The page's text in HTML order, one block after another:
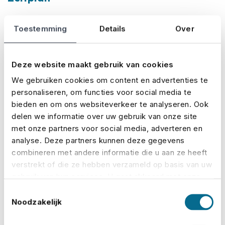
Toestemming Details Over
Deze website maakt gebruik van cookies
We gebruiken cookies om content en advertenties te
personaliseren, om functies voor social media te
bieden en om ons websiteverkeer te analyseren. Ook
delen we informatie over uw gebruik van onze site
met onze partners voor social media, adverteren en
analyse. Deze partners kunnen deze gegevens
combineren met andere informatie die u aan ze heeft
verstrekt of die ze hebben verzameld op basis van uw
Noodzakelijk
Ein wasserdichter Eventplan steht und fällt mit einem
soliden Zeitplan. Indem Sie jede einzelne Phase Ihres
stellen sicher, dass jeder weiß, was zu tun ist.
Unterteilen Sie Ihren Zeitplan in klare Phasen:
Vorbereitung– Meetings, Bestellungen,
Programm und Koordination der Lieferanten
Aufbau– Vorbereitung des Veranstaltungsorts,
technischer Aufbau, Catering und Dekoration
Die Veranstaltung– Startzeiten, Vorstellungen,
und Evaluierung
Verwenden Sie ein Planungstool wie Excel, Google